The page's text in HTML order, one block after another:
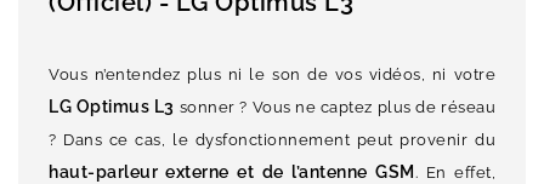
Vous n’entendez plus ni le son de vos vidéos, ni votre
LG Optimus L3 sonner ? Vous ne captez plus de réseau
? Dans ce cas, le dysfonctionnement peut provenir du
haut-parleur externe et de l’antenne GSM . En effet,